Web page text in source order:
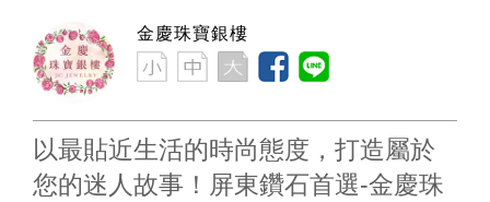
金慶珠寶銀樓
以最貼近生活的時尚態度，打造屬於
您的迷人故事！屏東鑽石首選-金慶珠